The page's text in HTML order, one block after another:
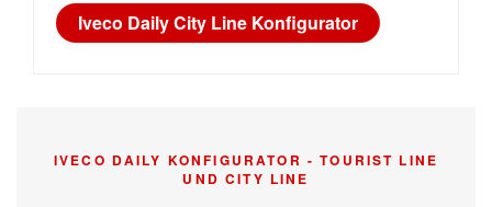
Iveco Daily City Line Konfigurator
IVECO DAILY KONFIGURATOR - TOURIST LINE
UND CITY LINE